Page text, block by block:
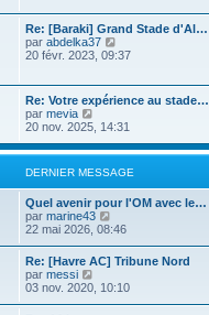
a
g
e
r
m
e
s
a
g
e
r
n
i
e
m
e
s
a
g
e
r
l
e
d
r
n
i
e
r
m
s
s
a
g
e
u
l
t
e
l
e
e
r
n
i
e
r
m
e
s
s
a
e
Re: [Baraki] Grand Stade d'Al…
par abdelka37
o
l
t
e
r
l
e
d
e
n
e
r
e
s
20 févr. 2023, 09:37
Re: Votre expérience au stade…
par mevia
s
l
t
e
r
e
d
n
i
20 nov. 2025, 14:31
DERNIER MESSAGE
Quel avenir pour l'OM avec le…
par marine43
o
s
u
l
t
e
22 mai 2026, 08:46
Re: [Havre AC] Tribune Nord
par messi
03 nov. 2020, 10:10